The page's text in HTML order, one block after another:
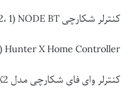
کنترلر شکارچی NODE BT (2، 1 و 4 ایستگاه)
Hunter X Home Controller (6، 4، 2 و 8 ایستگاه)
کنترلر وای فای شکارچی مدل X2 (8، 6، 4 و 14 ایستگاه)